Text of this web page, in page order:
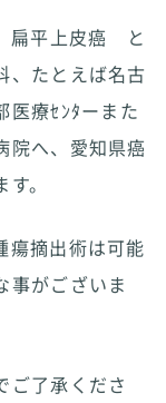
扁平上皮癌 と
、たとえば名古
医療ｾﾝﾀーまた
院へ、愛知県癌
。
瘍摘出術は可能
事がございま
ご了承くださ